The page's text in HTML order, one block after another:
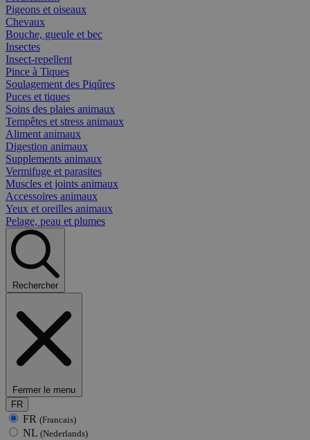
Pigeons et oiseaux
Chevaux
Bouche, gueule et bec
Insectes
Insect-repellent
Pince à Tiques
Soulagement des Piqûres
Puces et tiques
Soins des plaies animaux
Tempêtes et stress animaux
Aliment animaux
Digestion animaux
Supplements animaux
Vermifuge et parasites
Muscles et joints animaux
Accessoires animaux
Yeux et oreilles animaux
Pelage, peau et plumes
Rechercher
Fermer le menu
FR
FR (Francais)
NL (Nederlands)